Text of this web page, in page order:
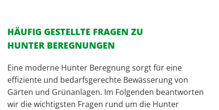
HÄUFIG GESTELLTE FRAGEN ZU
HUNTER BEREGNUNGEN
Eine moderne Hunter Beregnung sorgt für eine
effiziente und bedarfsgerechte Bewässerung von
Gärten und Grünanlagen. Im Folgenden beantworten
wir die wichtigsten Fragen rund um die Hunter